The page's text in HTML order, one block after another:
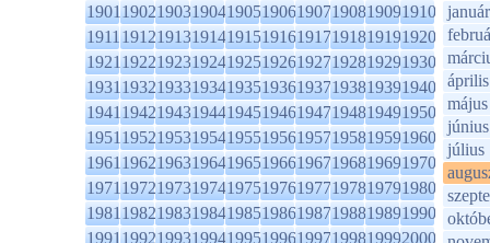
1901190219031904190519061907190819091910
1911191219131914191519161917191819191920
1921192219231924192519261927192819291930
1931193219331934193519361937193819391940
1941194219431944194519461947194819491950
1951195219531954195519561957195819591960
1961196219631964196519661967196819691970
1971197219731974197519761977197819791980
1981198219831984198519861987198819891990
1991199219931994199519961997199819992000
január
április
május
június
július